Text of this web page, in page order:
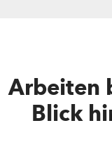
Arbeiten
Blick